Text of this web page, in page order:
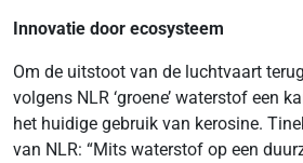
Innovatie door ecosysteem
Om de uitstoot van de luchtvaart
volgens NLR ‘groene’ waterstof een
het huidige gebruik van kerosine.
van NLR: “Mits waterstof op een